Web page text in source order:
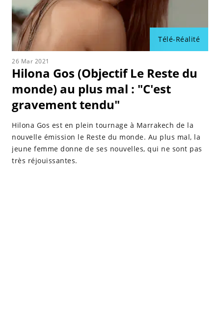
Télé-Réalité
26 Mar 2021
Hilona Gos (Objectif Le Reste du
monde) au plus mal : "C'est
gravement tendu"
Hilona Gos est en plein tournage à Marrakech de la
nouvelle émission le Reste du monde. Au plus mal, la
jeune femme donne de ses nouvelles, qui ne sont pas
très réjouissantes.